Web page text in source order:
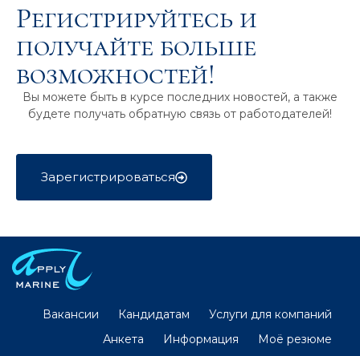
Регистрируйтесь и
получайте больше
возможностей!
Вы можете быть в курсе последних новостей, а также
будете получать обратную связь от работодателей!
Зарегистрироваться
Вакансии Кандидатам
Услуги для компаний
Анкета
Информация
Моё резюме